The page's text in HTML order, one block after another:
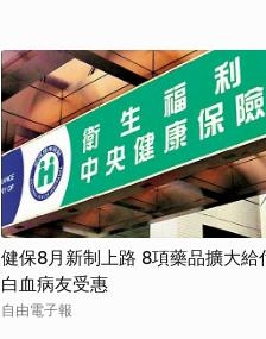
健保8月新制上路 8項藥品擴大給
白血病友受惠
自由電子報